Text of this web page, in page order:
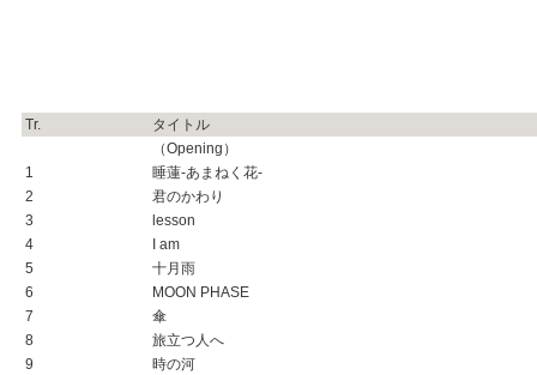
Tr.
タイトル
（Opening）
1
睡蓮-あまねく花-
2
君のかわり
3
lesson
4
I am
5
十月雨
6
MOON PHASE
7
傘
8
旅立つ人へ
9
時の河